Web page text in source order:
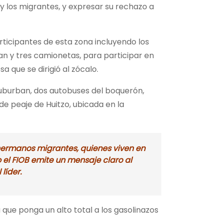
los migrantes, y expresar su rechazo a
de esta zona incluyendo los
y tres camionetas, para participar en
que se dirigió al zócalo.
dos autobuses del boquerón,
peaje de Huitzo, ubicada en la
migrantes, quienes viven en
FIOB emite un mensaje claro al
líder.
ponga un alto total a los gasolinazos